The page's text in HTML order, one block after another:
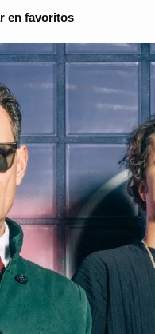
en favoritos